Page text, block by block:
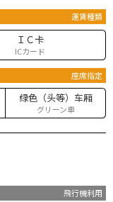
運賃種類
ＩＣ卡
ICカード
座席指定
绿色（头等）车厢
グリーン車
飛行機利用